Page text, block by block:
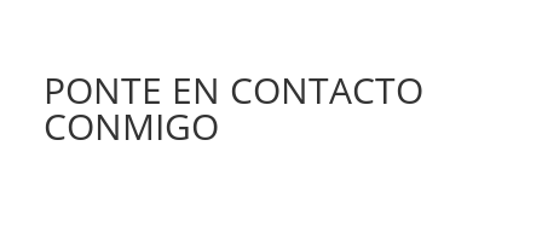
PONTE EN CONTACTO
CONMIGO